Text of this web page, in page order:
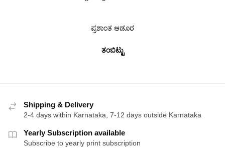
ಪ್ರಶಾಂತ ಆಡೂರ
ತಂಬಿಟ್ಟು
Shipping & Delivery
2-4 days within Karnataka, 7-12 days outside Karnataka
Yearly Subscription available
Subscribe to yearly print subscription